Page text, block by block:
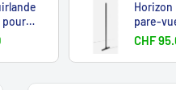
pour
Horizon
pare-
d'angle
CHF